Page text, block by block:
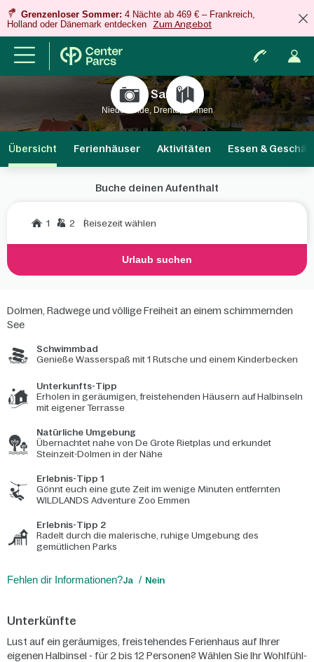
Grenzenloser Sommer: 4 Nächte ab 469 € – Frankreich,
Holland oder Dänemark entdecken
Zum Angebot
Parc Sandur
Niederlande, Drente, Emmen
Übersicht Ferienhäuser Aktivitäten Essen &
Buche deinen Aufenthalt
1 2 Reisezeit wählen
Urlaub suchen
Dolmen, Radwege und völlige Freiheit an einem schimmernden
See
Schwimmbad
Genieße Wasserspaß mit 1 Rutsche und einem Kinderbecken
Unterkunfts-Tipp
Erholen in geräumigen, freistehenden Häusern auf Halbinseln
mit eigener Terrasse
Natürliche Umgebung
Übernachtet nahe von De Grote Rietplas und erkundet
Steinzeit-Dolmen in der Nähe
Erlebnis-Tipp 1
Gönnt euch eine gute Zeit im wenige Minuten entfernten
WILDLANDS Adventure Zoo Emmen
Erlebnis-Tipp 2
Radelt durch die malerische, ruhige Umgebung des
gemütlichen Parks
Fehlen dir Informationen?Ja Nein
Unterkünfte
Lust auf ein geräumiges, freistehendes Ferienhaus auf Ihrer
eigenen Halbinsel - für 2 bis 12 Personen? Wählen Sie Ihr Wohlfühl-